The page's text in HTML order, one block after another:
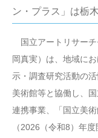
ン・プラス」は栃
国立アートリサーチ
岡真実）は、地域に
示・調査研究活動の
美術館等と協働し、
連携事業、「国立美
（2026（令和8）年